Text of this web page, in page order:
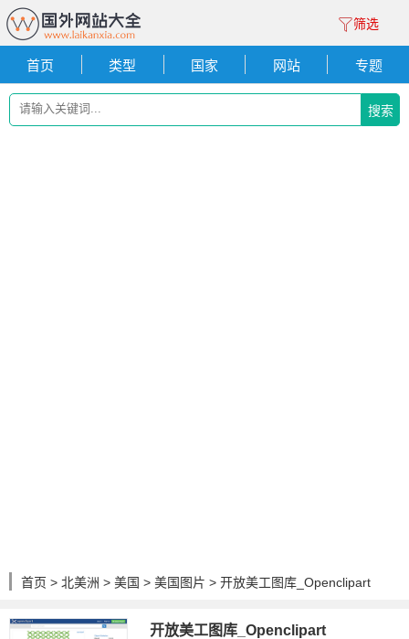
筛选
首页 类型 国家 网站 专题
搜索
首页 > 北美洲 > 美国 > 美国图片 > 开放美工图库_Openclipart
开放美工图库_Openclipart